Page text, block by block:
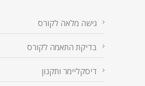
גישה מלאה לקורס
בדיקת התאמה לקורס
דיסקליימר ותקנון